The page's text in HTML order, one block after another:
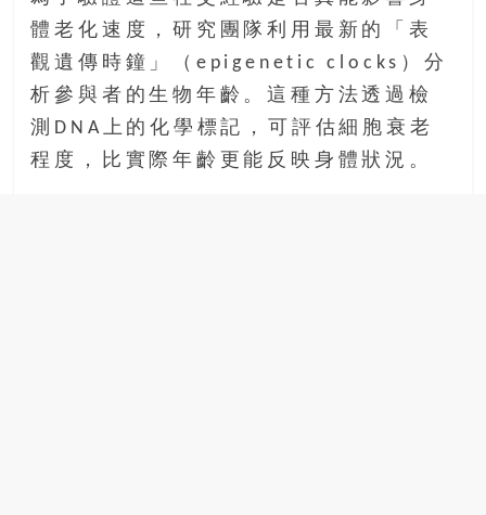
體老化速度，研究團隊利用最新的「表
觀遺傳時鐘」（epigenetic clocks）分
析參與者的生物年齡。這種方法透過檢
測DNA上的化學標記，可評估細胞衰老
程度，比實際年齡更能反映身體狀況。